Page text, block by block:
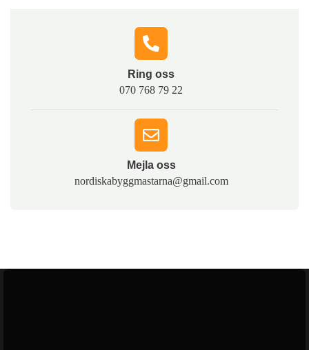
Ring oss​
070 768 79 22
Mejla oss​
nordiskabyggmastarna@gmail.com